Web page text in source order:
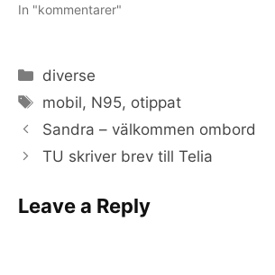
In "kommentarer"
Categories
diverse
Tags
mobil, N95, otippat
Sandra – välkommen ombord
TU skriver brev till Telia
Leave a Reply